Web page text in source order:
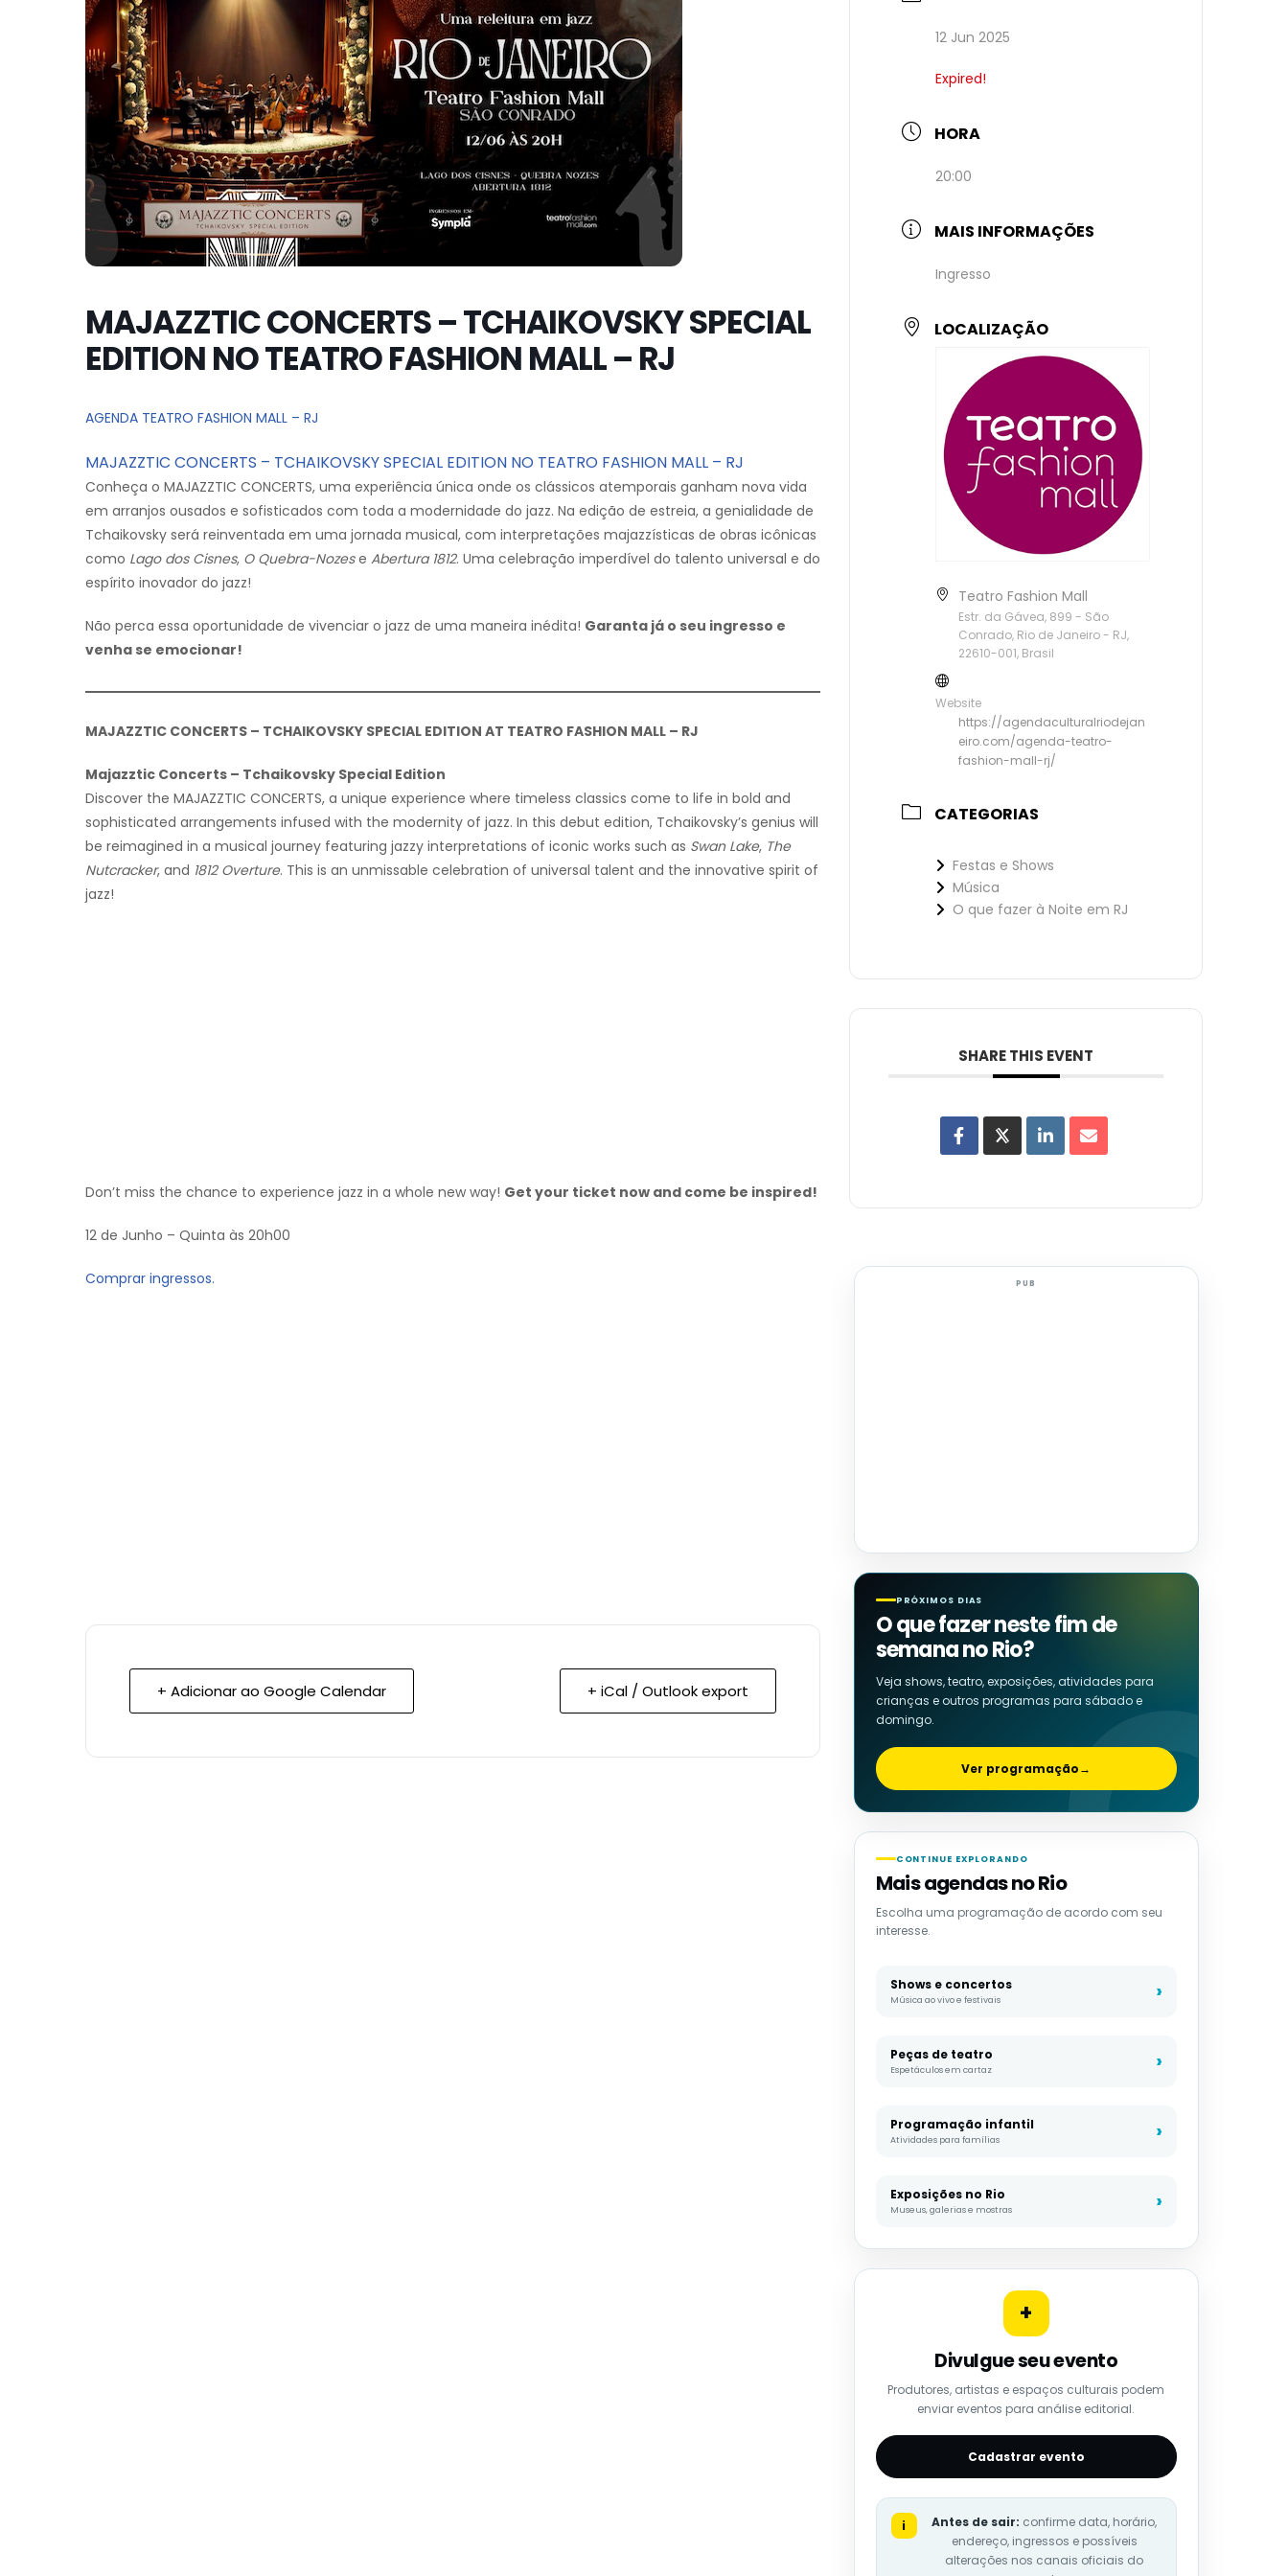
MAJAZZTIC CONCERTS – TCHAIKOVSKY SPECIAL
EDITION NO TEATRO FASHION MALL – RJ
AGENDA TEATRO FASHION MALL – RJ
MAJAZZTIC CONCERTS – TCHAIKOVSKY SPECIAL EDITION NO TEATRO FASHION MALL – RJ
Conheça o MAJAZZTIC CONCERTS, uma experiência única onde os clássicos atemporais ganham nova vida
em arranjos ousados e sofisticados com toda a modernidade do jazz. Na edição de estreia, a genialidade de
Tchaikovsky será reinventada em uma jornada musical, com interpretações majazzísticas de obras icônicas
como Lago dos Cisnes, O Quebra-Nozese Abertura 1812. Uma celebração imperdível do talento universal e do
espírito inovador do jazz!
Não perca essa oportunidade de vivenciar o jazz de uma maneira inédita! Garanta já o seu ingresso e
venha se emocionar!
MAJAZZTIC CONCERTS – TCHAIKOVSKY SPECIAL EDITION AT TEATRO FASHION MALL – RJ
Majazztic Concerts – Tchaikovsky Special Edition
Discover the MAJAZZTIC CONCERTS, a unique experience where timeless classics come to life in bold and
sophisticated arrangements infused with the modernity of jazz. In this debut edition, Tchaikovsky’s genius will
be reimagined in a musical journey featuring jazzy interpretations of iconic works such as Swan Lake, The
Nutcracker, and 1812 Overture. This is an unmissable celebration of universal talent and the innovative spirit of
jazz!
Don’t miss the chance to experience jazz in a whole new way! Get your ticket now and come be inspired!
12 de Junho – Quinta às 20h00
Comprar ingressos.
+ Adicionar ao Google Calendar + iCal / Outlook export
12 Jun 2025
Expired!
HORA
20:00
MAIS INFORMAÇÕES
Ingresso
LOCALIZAÇÃO
Teatro Fashion Mall
Estr. da Gávea, 899 - São
Conrado, Rio de Janeiro - RJ,
22610-001, Brasil
Website
https://agendaculturalriodejan
eiro.com/agenda-teatro-
fashion-mall-rj/
CATEGORIAS
Festas e Shows
Música
O que fazer à Noite em RJ
SHARE THIS EVENT
PUB
PRÓXIMOS DIAS
O que fazer neste fim de
semana no Rio?
Veja shows, teatro, exposições, atividades para
crianças e outros programas para sábado e
domingo.
Ver programação→
CONTINUE EXPLORANDO
Mais agendas no Rio
Escolha uma programação de acordo com seu
interesse.
Shows e concertos
Música ao vivo e festivais
Peças de teatro
Espetáculos em cartaz
Programação infantil
Atividades para famílias
Exposições no Rio
Museus, galerias e mostras
+
Divulgue seu evento
Produtores, artistas e espaços culturais podem
enviar eventos para análise editorial.
Cadastrar evento
i Antes de sair: confirme data, horário,
endereço, ingressos e possíveis
alterações nos canais oficiais do